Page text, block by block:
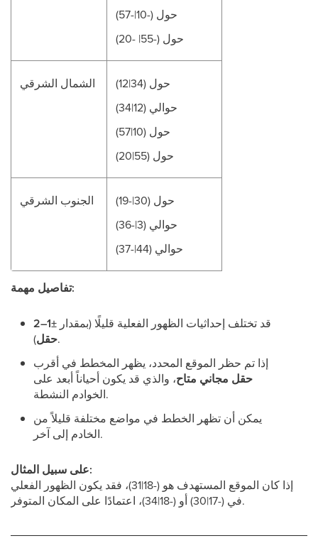
حول (-10|-57)
حول (-55| -20)
حول (34|12)
حوالي (12|34)
حول (10|57)
حول (55|20)
الجنوب الشرقي
حول (30|-19)
حوالي (3|-36)
حوالي (44|-37)
تفاصيل مهمة:
قد تختلف إحداثيات الظهور الفعلية قليلًا (بمقدار
±1–2
حقل).
إذا تم حظر الموقع المحدد، يظهر المخطط في أقرب
حقل مجاني متاح، والذي قد يكون أحياناً أبعد على
الخوادم النشطة.
يمكن أن تظهر الخطط في مواضع مختلفة قليلاً من
الخادم إلى آخر.
على سبيل المثال:
إذا كان الموقع المستهدف هو (-18|31)، فقد يكون الظهور الفعلي
في (-17|30) أو (-18|34)، اعتمادًا على المكان المتوفر.